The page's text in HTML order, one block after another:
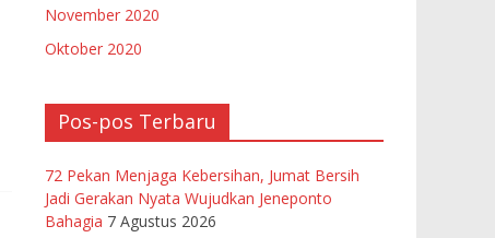
November 2020
Oktober 2020
Pos-pos Terbaru
72 Pekan Menjaga Kebersihan, Jumat Bersih
Jadi Gerakan Nyata Wujudkan Jeneponto
Bahagia 7 Agustus 2026